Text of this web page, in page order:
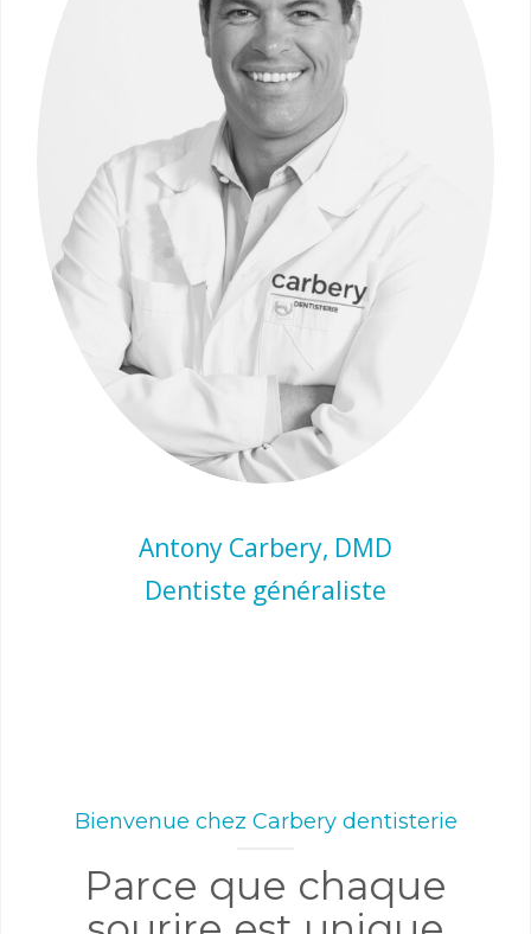
Antony Carbery, DMD
Dentiste généraliste
Bienvenue chez Carbery dentisterie
Parce que chaque